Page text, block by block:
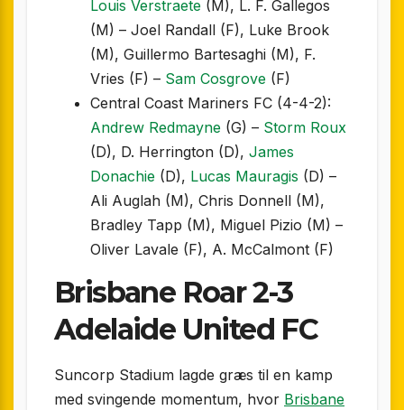
Louis Verstraete (M), L. F. Gallegos
(M) – Joel Randall (F), Luke Brook
(M), Guillermo Bartesaghi (M), F.
Vries (F) – Sam Cosgrove (F)
Central Coast Mariners FC (4-4-2):
Andrew Redmayne (G) – Storm Roux
(D), D. Herrington (D), James
Donachie (D), Lucas Mauragis (D) –
Ali Auglah (M), Chris Donnell (M),
Bradley Tapp (M), Miguel Pizio (M) –
Oliver Lavale (F), A. McCalmont (F)
Brisbane Roar 2-3
Adelaide United FC
Suncorp Stadium lagde græs til en kamp
med svingende momentum, hvor Brisbane